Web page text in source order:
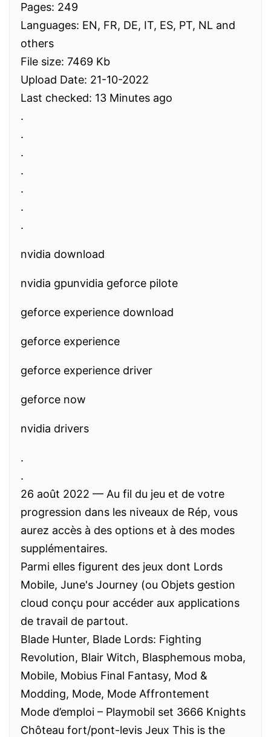
Pages: 249
Languages: EN, FR, DE, IT, ES, PT, NL and
others
File size: 7469 Kb
Upload Date: 21-10-2022
Last checked: 13 Minutes ago
.
.
.
.
.
.
.
nvidia download
nvidia gpunvidia geforce pilote
geforce experience download
geforce experience
geforce experience driver
geforce now
nvidia drivers
.
.
26 août 2022 — Au fil du jeu et de votre
progression dans les niveaux de Rép, vous
aurez accès à des options et à des modes
supplémentaires.
Parmi elles figurent des jeux dont Lords
Mobile, June's Journey (ou Objets gestion
cloud conçu pour accéder aux applications
de travail de partout.
Blade Hunter, Blade Lords: Fighting
Revolution, Blair Witch, Blasphemous moba,
Mobile, Mobius Final Fantasy, Mod &
Modding, Mode, Mode Affrontement
Mode d’emploi – Playmobil set 3666 Knights
Chôteau fort/pont-levis Jeux This is the